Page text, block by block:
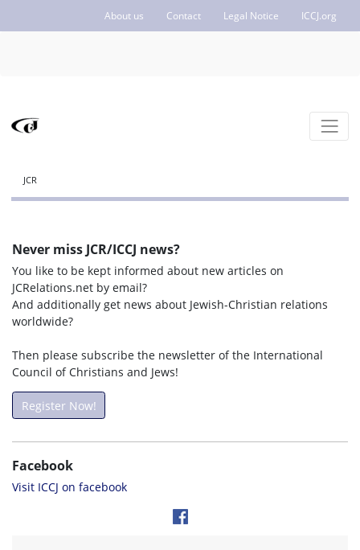
About us Contact Legal Notice ICCJ.org
JCR
Never miss JCR/ICCJ news?
You like to be kept informed about new articles on
JCRelations.net by email?
And additionally get news about Jewish-Christian relations
worldwide?
Then please subscribe the newsletter of the International
Council of Christians and Jews!
Register Now!
Facebook
Visit ICCJ on facebook